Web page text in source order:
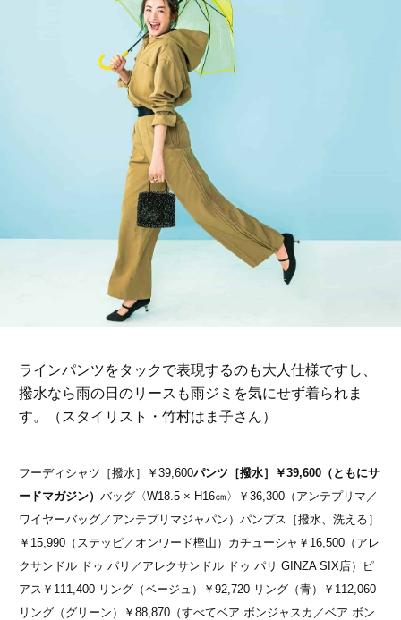
ラインパンツをタックで表現するのも大人仕様ですし、
撥水なら雨の日のリースも雨ジミを気にせず着られま
す。（スタイリスト・竹村はま子さん）
フーディシャツ［撥水］￥39,600パンツ［撥水］￥39,600（ともにサ
ードマガジン） バッグ〈W18.5 × H16㎝〉￥36,300（アンテプリマ／
ワイヤーバッグ／アンテプリマジャパン）パンプス［撥水、洗える］
￥15,990（ステッピ／オンワード樫山）カチューシャ￥16,500（アレ
クサンドル ドゥ パリ／アレクサンドル ドゥ パリ GINZA SIX店）ピ
アス￥111,400 リング（ベージュ）￥92,720 リング（青）￥112,060
リング（グリーン）￥88,870（すべてベア ボンジャスカ／ベア ボン